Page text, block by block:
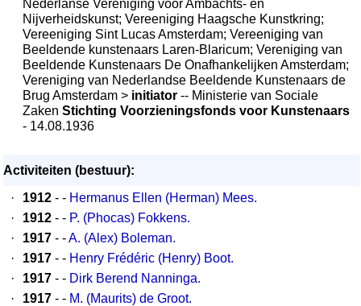
Nederlanse Vereniging voor Ambachts- en
Nijverheidskunst; Vereeniging Haagsche Kunstkring;
Vereeniging Sint Lucas Amsterdam; Vereeniging van
Beeldende kunstenaars Laren-Blaricum; Vereniging van
Beeldende Kunstenaars De Onafhankelijken Amsterdam;
Vereniging van Nederlandse Beeldende Kunstenaars de
Brug Amsterdam > initiator -- Ministerie van Sociale
Zaken Stichting Voorzieningsfonds voor Kunstenaars
- 14.08.1936
Activiteiten (bestuur):
·
1912 - - Hermanus Ellen (Herman) Mees.
·
1912 - - P. (Phocas) Fokkens.
·
1917 - -A. (Alex) Boleman.
·
1917 - - Henry Frédéric (Henry) Boot.
·
1917 - - Dirk Berend Nanninga.
·
1917 - - M. (Maurits) de Groot.